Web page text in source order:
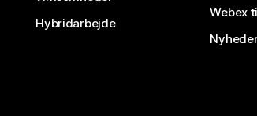
Hybridarbejde
Webex